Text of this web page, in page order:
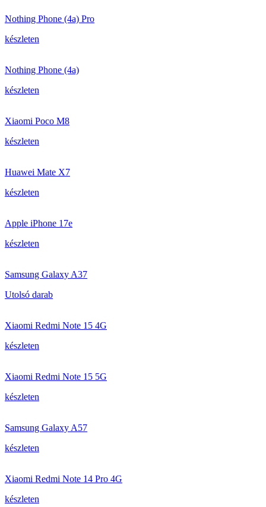
Nothing Phone (4a) Pro
készleten
Nothing Phone (4a)
készleten
Xiaomi Poco M8
készleten
Huawei Mate X7
készleten
Apple iPhone 17e
készleten
Samsung Galaxy A37
Utolsó darab
Xiaomi Redmi Note 15 4G
készleten
Xiaomi Redmi Note 15 5G
készleten
Samsung Galaxy A57
készleten
Xiaomi Redmi Note 14 Pro 4G
készleten